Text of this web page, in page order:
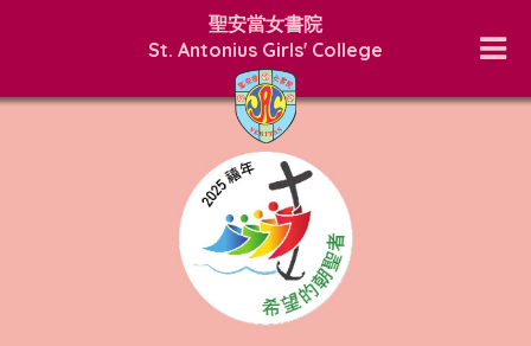
聖安當女書院
St. Antonius Girls' College